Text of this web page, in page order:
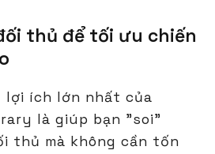
thủ để tối ưu chiến
ích lớn nhất của
là giúp bạn "soi"
thủ mà không cần tốn